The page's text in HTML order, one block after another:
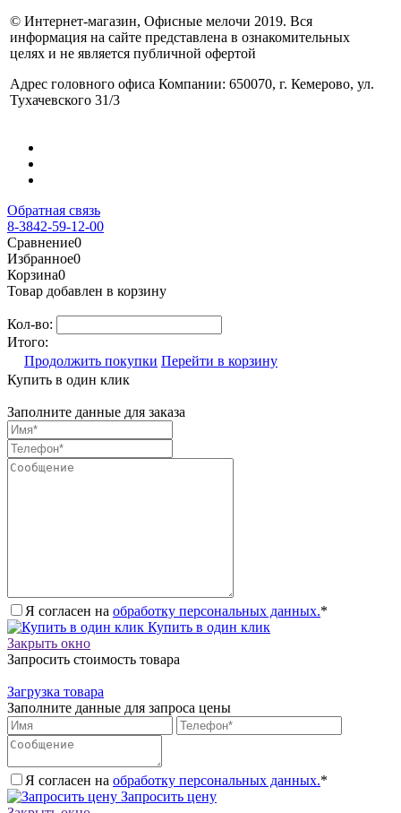
© Интернет-магазин, Офисные мелочи 2019. Вся
информация на сайте представлена в ознакомительных
целях и не является публичной офертой
Адрес головного офиса Компании: 650070, г. Кемерово, ул.
Тухачевского 31/3
Обратная связь
8-3842-59-12-00
Сравнение0
Избранное0
Корзина0
Товар добавлен в корзину
Кол-во:
Итого:
Продолжить покупки Перейти в корзину
Купить в один клик
Заполните данные для заказа
Я согласен на обработку персональных данных.*
Купить в один клик
Закрыть окно
Запросить стоимость товара
Загрузка товара
Заполните данные для запроса цены
Я согласен на обработку персональных данных.*
Запросить цену